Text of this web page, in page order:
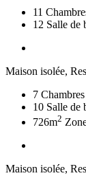
11
12 Salle de
Maison isolée,
7 Chambres
10 Salle de
726m2
Maison isolée,